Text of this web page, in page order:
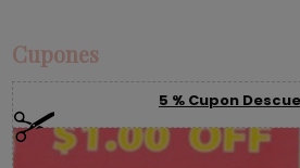
Cupones
5 % Cupon